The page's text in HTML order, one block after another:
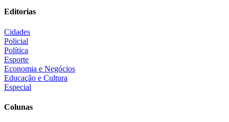
Editorias
Cidades
Policial
Política
Esporte
Economia e Negócios
Educação e Cultura
Especial
Colunas